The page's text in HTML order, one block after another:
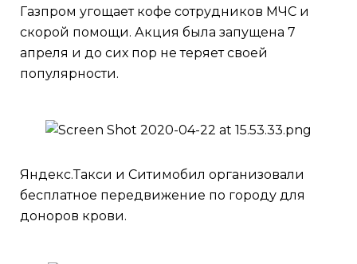
Газпром угощает кофе сотрудников МЧС и
скорой помощи. Акция была запущена 7
апреля и до сих пор не теряет своей
популярности.
Яндекс.Такси и Ситимобил организовали
бесплатное передвижение по городу для
доноров крови.